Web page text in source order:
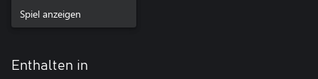
Spiel anzeigen
Enthalten in